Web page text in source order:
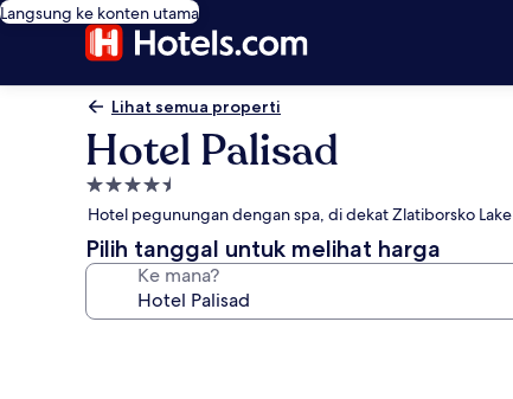
Langsung ke konten utama
Lihat semua properti
Hotel Palisad
Properti
bintang
4.5
Hotel pegunungan dengan spa, di dekat Zlatiborsko Lake
Pilih tanggal untuk melihat harga
Ke mana?